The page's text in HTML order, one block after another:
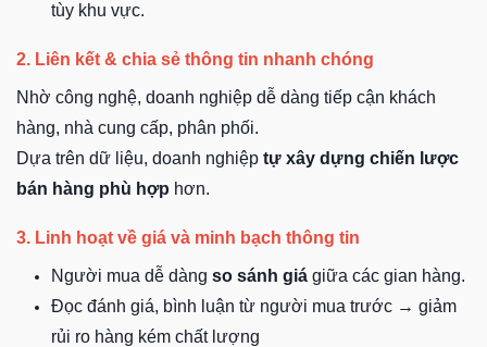
tùy khu vực.
2. Liên kết & chia sẻ thông tin nhanh chóng
Nhờ công nghệ, doanh nghiệp dễ dàng tiếp cận khách
hàng, nhà cung cấp, phân phối.
Dựa trên dữ liệu, doanh nghiệp tự xây dựng chiến lược
bán hàng phù hợp hơn.
3. Linh hoạt về giá và minh bạch thông tin
Người mua dễ dàng so sánh giá giữa các gian hàng.
Đọc đánh giá, bình luận từ người mua trước → giảm
rủi ro hàng kém chất lượng